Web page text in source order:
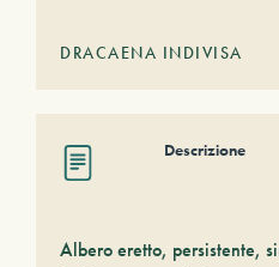
DRACAENA INDIVISA
Descrizione
Albero eretto, persistente,